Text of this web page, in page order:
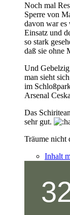
Noch mal
Sperre von
davon war es
Einsatz und
so stark
daß sie ohne
Und
man sieht
im
Arsenal
Das
sehr gut.
Träume nicht
Inhalt